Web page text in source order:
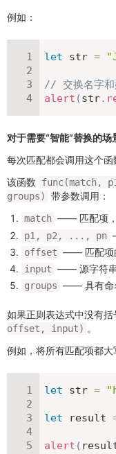
例如：
let str =
// 交换名字和
alert (str.
对于需要“智能”替换的场
每次匹配都会调用这个函
该函数
groups)
带参数调用：
match —— 匹配项，
p1, p2, ..., pn
offset —— 匹配项
input —— 源字符串
groups —— 具有命
如果正则表达式中没有括
offset, input) 。
例如，将所有匹配项都大
let str =
let result
alert (